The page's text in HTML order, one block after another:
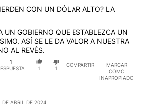
CON UN DÓLAR ALTO? LA
UN GOBIERNO QUE ESTABLEZCA UN
ASÍ SE LE DA VALOR A NUESTRA
AL REVÉS.
1
1 1
COMPARTIR
MARCAR
COMO
INAPROPIADO
DE ABRIL DE 2024